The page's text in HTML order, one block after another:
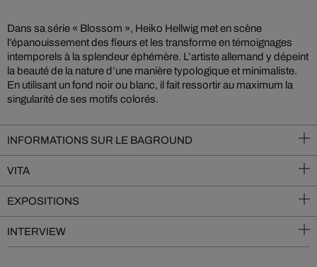
Dans sa série « Blossom », Heiko Hellwig met en scène
l’épanouissement des fleurs et les transforme en témoignages
intemporels à la splendeur éphémère. L’artiste allemand y dépeint
la beauté de la nature d’une manière typologique et minimaliste.
En utilisant un fond noir ou blanc, il fait ressortir au maximum la
singularité de ses motifs colorés.
INFORMATIONS SUR LE BAGROUND
VITA
EXPOSITIONS
INTERVIEW